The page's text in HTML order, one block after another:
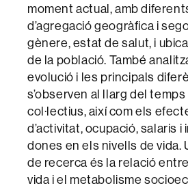
moment actual, amb
d’agregació geogràfica i
gènere, estat de salut, i
de la població. També
evolució i les principals
s’observen al llarg del
col·lectius, així com els
d’activitat, ocupació, salaris
dones en els nivells de vida.
de recerca és la relació
vida i el metabolisme